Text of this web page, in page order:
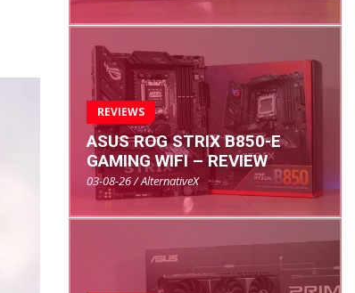
REVIEWS
ASUS ROG STRIX B850-E
GAMING WIFI – REVIEW
03-08-26 / AlternativeX